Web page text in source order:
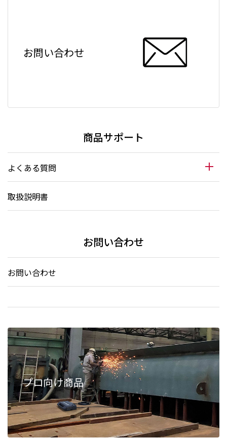
お問い合わせ
商品サポート
よくある質問
取扱説明書
お問い合わせ
お問い合わせ
プロ向け商品